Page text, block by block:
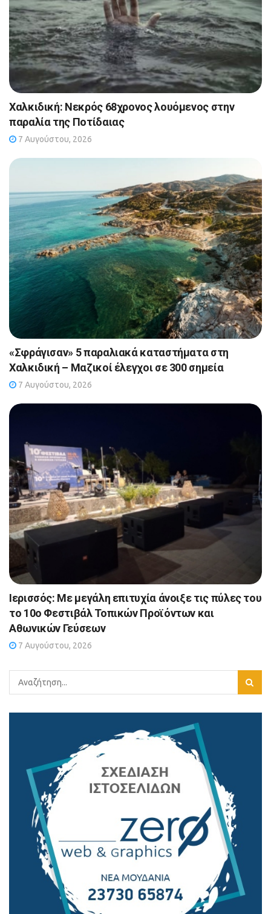
Χαλκιδική: Νεκρός 68χρονος λουόμενος στην
παραλία της Ποτίδαιας
7 Αυγούστου, 2026
«Σφράγισαν» 5 παραλιακά καταστήματα στη
Χαλκιδική – Μαζικοί έλεγχοι σε 300 σημεία
7 Αυγούστου, 2026
Ιερισσός: Με μεγάλη επιτυχία άνοιξε τις πύλες του
το 10ο Φεστιβάλ Τοπικών Προϊόντων και
Αθωνικών Γεύσεων
7 Αυγούστου, 2026